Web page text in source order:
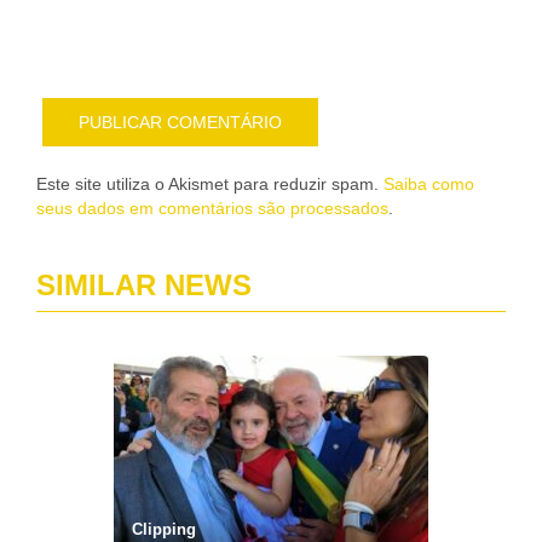
Este site utiliza o Akismet para reduzir spam. Saiba como
seus dados em comentários são processados
SIMILAR NEWS
Clipping